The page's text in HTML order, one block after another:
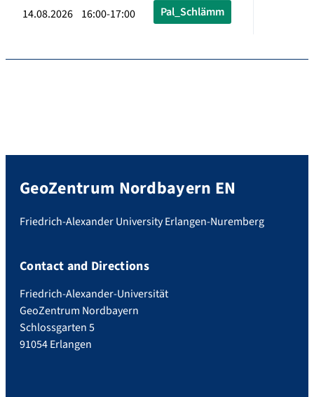
14.08.2026 16:00-17:00 Pal_Schlämm
GeoZentrum Nordbayern EN
Friedrich-Alexander University Erlangen-Nuremberg
Contact and Directions
Friedrich-Alexander-Universität
GeoZentrum Nordbayern
Schlossgarten 5
91054 Erlangen